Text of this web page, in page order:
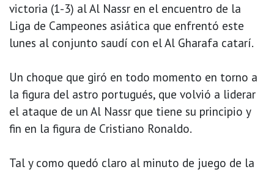
victoria (1-3) al Al Nassr en el encuentro de la
Liga de Campeones asiática que enfrentó este
lunes al conjunto saudí con el Al Gharafa catarí.
Un choque que giró en todo momento en torno a
la figura del astro portugués, que volvió a liderar
el ataque de un Al Nassr que tiene su principio y
fin en la figura de Cristiano Ronaldo.
Tal y como quedó claro al minuto de juego de la